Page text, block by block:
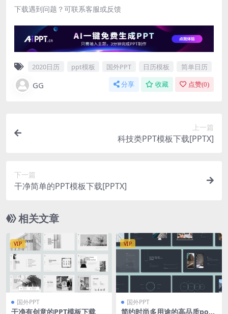
下载遇到问题？可联系客服或反馈
2020日历 ppt模板 国外PPT 日历模板 简单日历
GG 分享 收藏 点赞(0)
上一篇
科技类PPT模板下载[PPTX]
下一篇
干净简单的PPT模板下载[PPTX]
相关文章
VIP
国外PPT
干净有创意的PPT模板下载
VIP
国外PPT
简约时尚多用途的高品质pow